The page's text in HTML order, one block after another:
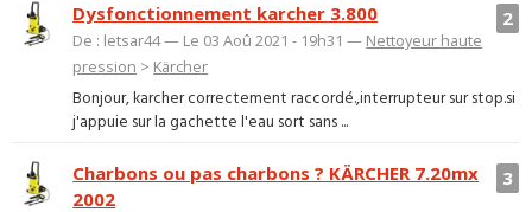
2
Dysfonctionnement karcher 3.800
De : letsar44 — Le 03 Aoû 2021 - 19h31 — Nettoyeur haute
pression > Kärcher
Bonjour, karcher correctement raccordé.,interrupteur sur stop.si
j'appuie sur la gachette l'eau sort sans ...
3
Charbons ou pas charbons ? KÄRCHER 7.20mx
2002